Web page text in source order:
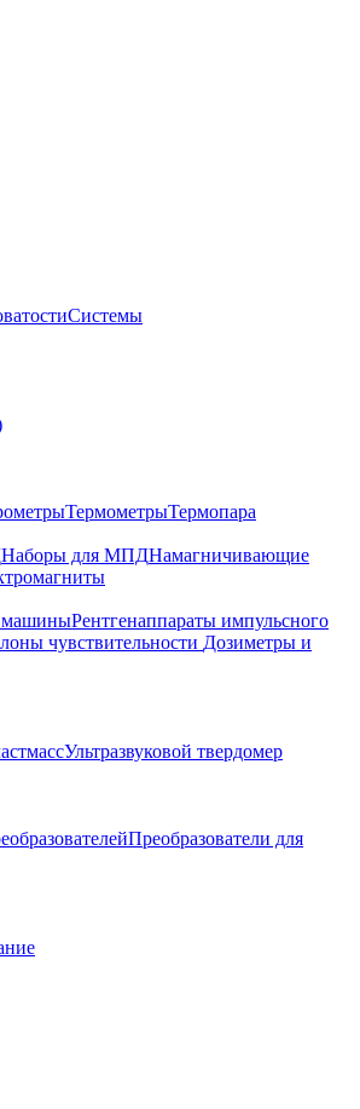
Системы
ТермометрыТермопара
Наборы для МПДНамагничивающие
машиныРентгенаппараты импульсного
чувствительности Дозиметры и
Ультразвуковой твердомер
Преобразователи для